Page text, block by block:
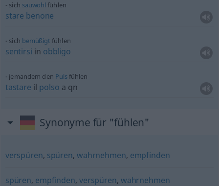
sich sauwohl fühlen
stare benone
sich bemüßigt fühlen
sentirsi in obbligo
jemandem den Pulsfühlen
tastare il polso a qn
Synonyme für "fühlen"
verspüren, spüren,wahrnehmen, empfinden
spüren, empfinden,verspüren, wahrnehmen